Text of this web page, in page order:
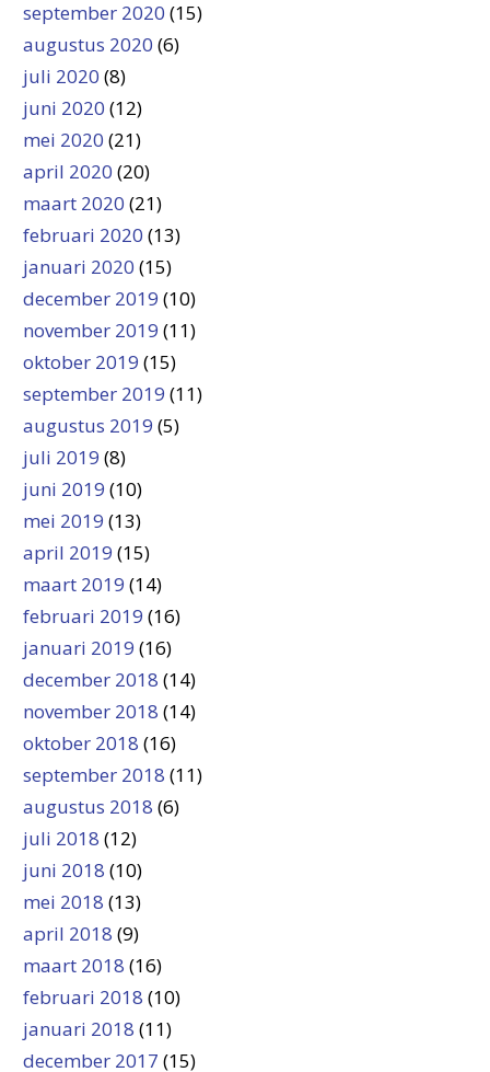
september 2020 (15)
augustus 2020 (6)
juli 2020 (8)
juni 2020 (12)
mei 2020 (21)
april 2020 (20)
maart 2020 (21)
februari 2020 (13)
januari 2020 (15)
december 2019 (10)
november 2019 (11)
oktober 2019 (15)
september 2019 (11)
augustus 2019 (5)
juli 2019 (8)
juni 2019 (10)
mei 2019 (13)
april 2019 (15)
maart 2019 (14)
februari 2019 (16)
januari 2019 (16)
december 2018 (14)
november 2018 (14)
oktober 2018 (16)
september 2018 (11)
augustus 2018 (6)
juli 2018 (12)
juni 2018 (10)
mei 2018 (13)
april 2018 (9)
maart 2018 (16)
februari 2018 (10)
januari 2018 (11)
december 2017 (15)